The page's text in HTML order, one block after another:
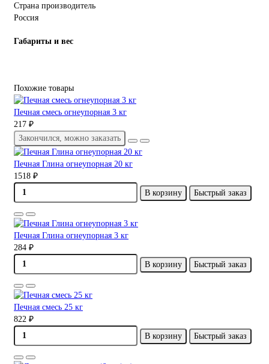
Страна производитель
Россия
Габариты и вес
Похожие товары
Печная смесь огнеупорная 3 кг
217 ₽
Закончился, можно заказать
Печная Глина огнеупорная 20 кг
1518 ₽
В корзину
Быстрый заказ
Печная Глина огнеупорная 3 кг
284 ₽
В корзину
Быстрый заказ
Печная смесь 25 кг
822 ₽
В корзину
Быстрый заказ